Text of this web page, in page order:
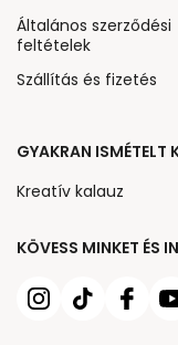
KÖVESS MINKET ÉS
Általános szerződési
feltételek
Szállítás és fizetés
GYAKRAN ISMÉTELT
Kreatív kalauz